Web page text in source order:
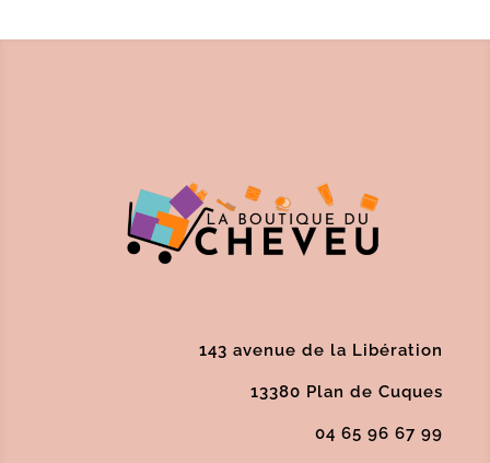
143 avenue de la Libération
13380 Plan de Cuques
04 65 96 67 99